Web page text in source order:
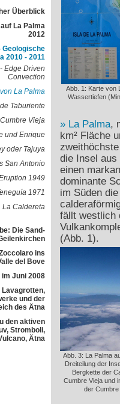
Überblick
La Palma
2012
Geologische
2010 - 2011
Edge Driven
Convection
La Palma
Taburiente
Vieja
und Enrique
oder Tajuya
San Antonio
1949
1971
La Caldereta
Die Sand-
ins
del Bove
Juni 2008
Lavagrotten,
und der
des Ätna
den aktiven
Stromboli,
Ätna
Abb. 1: Karte von
Wassertiefen
La Palma,
km² Fläche
die Insel aus
einen
dominante
im Süden
fällt westlich
(Abb. 1).
Abb. 3: La Palma
Dreiteilung der
Bergkette der
Cumbre Vieja und
der